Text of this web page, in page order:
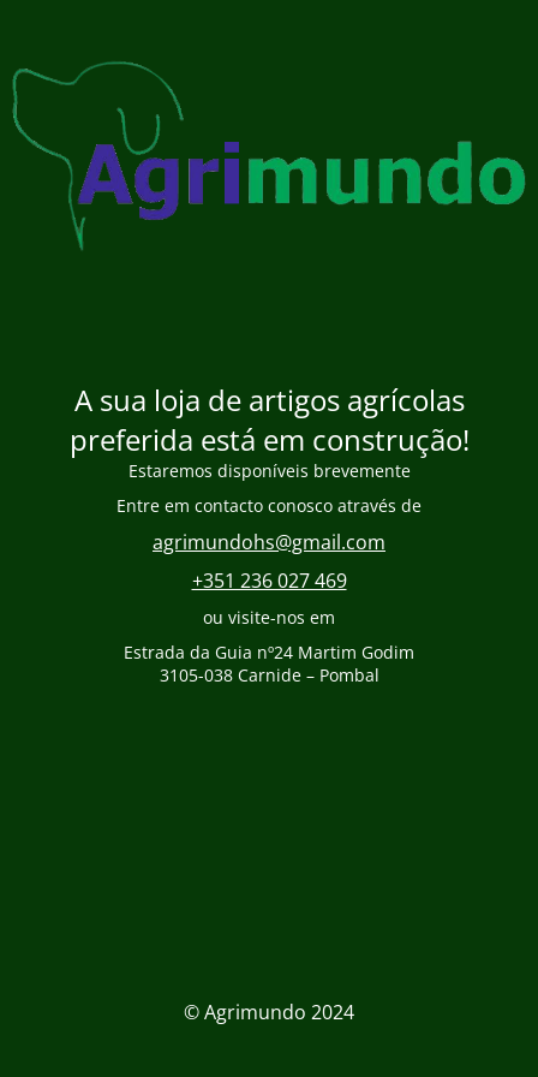
A sua loja de artigos agrícolas
preferida está em construção!
Estaremos disponíveis brevemente
Entre em contacto conosco através de
agrimundohs@gmail.com
+351 236 027 469
ou visite-nos em
Estrada da Guia nº24 Martim Godim
3105-038 Carnide – Pombal
© Agrimundo 2024